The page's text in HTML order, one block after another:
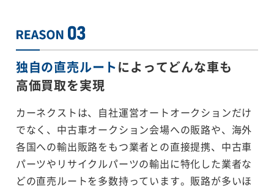
独自の直売ルートによってどんな車も
高価買取を実現
カーネクストは、自社運営オートオークションだけ
でなく、中古車オークション会場への販路や、海外
各国への輸出販路をもつ業者との直接提携、中古車
パーツやリサイクルパーツの輸出に特化した業者な
どの直売ルートを多数持っています。販路が多いほ